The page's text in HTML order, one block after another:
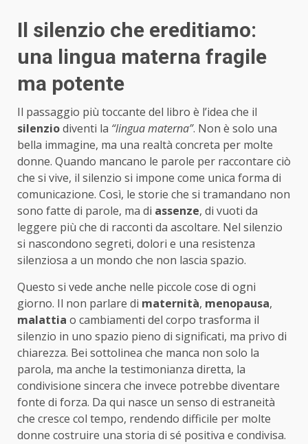
Il silenzio che ereditiamo:
una lingua materna fragile
ma potente
Il passaggio più toccante del libro è l’idea che il
silenziodiventi la “lingua materna”. Non è solo una
bella immagine, ma una realtà concreta per molte
donne. Quando mancano le parole per raccontare ciò
che si vive, il silenzio si impone come unica forma di
comunicazione. Così, le storie che si tramandano non
sono fatte di parole, ma di assenze, di vuoti da
leggere più che di racconti da ascoltare. Nel silenzio
si nascondono segreti, dolori e una resistenza
silenziosa a un mondo che non lascia spazio.
Questo si vede anche nelle piccole cose di ogni
giorno. Il non parlare di maternità, menopausa,
malattia o cambiamenti del corpo trasforma il
silenzio in uno spazio pieno di significati, ma privo di
chiarezza. Bei sottolinea che manca non solo la
parola, ma anche la testimonianza diretta, la
condivisione sincera che invece potrebbe diventare
fonte di forza. Da qui nasce un senso di estraneità
che cresce col tempo, rendendo difficile per molte
donne costruire una storia di sé positiva e condivisa.